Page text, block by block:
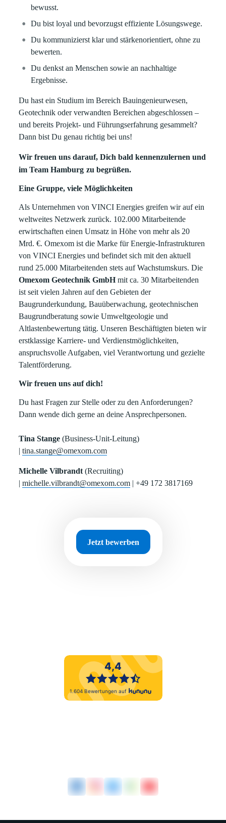
bewusst.
Du bist loyal und bevorzugst effiziente Lösungswege.
Du kommunizierst klar und stärkenorientiert, ohne zu
bewerten.
Du denkst an Menschen sowie an nachhaltige
Ergebnisse.
Du hast ein Studium im Bereich Bauingenieurwesen,
Geotechnik oder verwandten Bereichen abgeschlossen –
und bereits Projekt- und Führungserfahrung gesammelt?
Dann bist Du genau richtig bei uns!
Wir freuen uns darauf, Dich bald kennenzulernen und
im Team Hamburg zu begrüßen.
Eine Gruppe, viele Möglichkeiten
Als Unternehmen von VINCI Energies greifen wir auf ein
weltweites Netzwerk zurück. 102.000 Mitarbeitende
erwirtschaften einen Umsatz in Höhe von mehr als 20
Mrd. €. Omexom ist die Marke für Energie-Infrastrukturen
von VINCI Energies und befindet sich mit den aktuell
rund 25.000 Mitarbeitenden stets auf Wachstumskurs. Die
Omexom Geotechnik GmbHmit ca. 30 Mitarbeitenden
ist seit vielen Jahren auf den Gebieten der
Baugrunderkundung, Bauüberwachung, geotechnischen
Baugrundberatung sowie Umweltgeologie und
Altlastenbewertung tätig. Unseren Beschäftigten bieten wir
erstklassige Karriere- und Verdienstmöglichkeiten,
anspruchsvolle Aufgaben, viel Verantwortung und gezielte
Talentförderung.
Wir freuen uns auf dich!
Du hast Fragen zur Stelle oder zu den Anforderungen?
Dann wende dich gerne an deine Ansprechpersonen.
Tina Stange (Business-Unit-Leitung)
|tina.stange@omexom.com
Michelle Vilbrandt (Recruiting)
| michelle.vilbrandt@omexom.com | +49 172 3817169
Jetzt bewerben